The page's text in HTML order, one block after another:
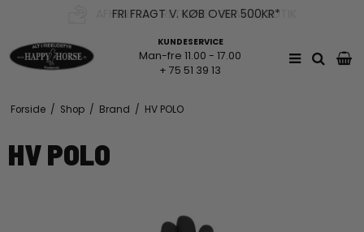
AFHENT OG RETURNER GRATIS | BUTIK
FRI FRAGT V. KØB OVER 500KR*
KUNDESERVICE
Man-fre 11.00 - 17.00
+ 75 51 39 13
Forside / Shop / Brand / HV POLO
HV POLO